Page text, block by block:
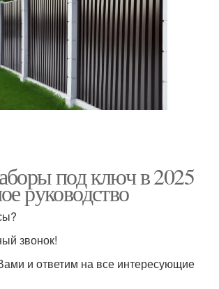
под ключ в 2025
руководство
звонок!
и ответим на все интересующие